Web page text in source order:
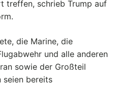
treffen, schrieb Trump auf
die Marine, die
und alle anderen
sowie der Großteil
seien bereits